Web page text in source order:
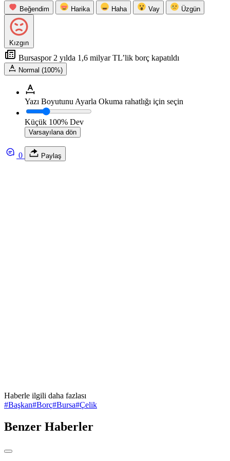
Beğendim Harika Haha Vay Üzgün
Kızgın
Bursaspor 2 yılda 1,6 milyar TL’lik borç kapatıldı
Normal (100%)
Yazı Boyutunu Ayarla Okuma rahatlığı için seçin
Küçük 100% Dev
Varsayılana dön
0 Paylaş
Haberle ilgili daha fazlası
#Başkan#Borç#Bursa#Çelik
Benzer Haberler